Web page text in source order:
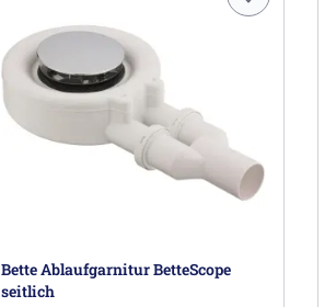
Bette Ablaufgarnitur BetteScope
seitlich